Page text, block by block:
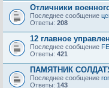
Отличники
Последнее сообщение
Ответы: 208
12 главное
Последнее сообщение
Ответы: 421
ПАМЯТНИК
Последнее сообщение
Ответы: 143